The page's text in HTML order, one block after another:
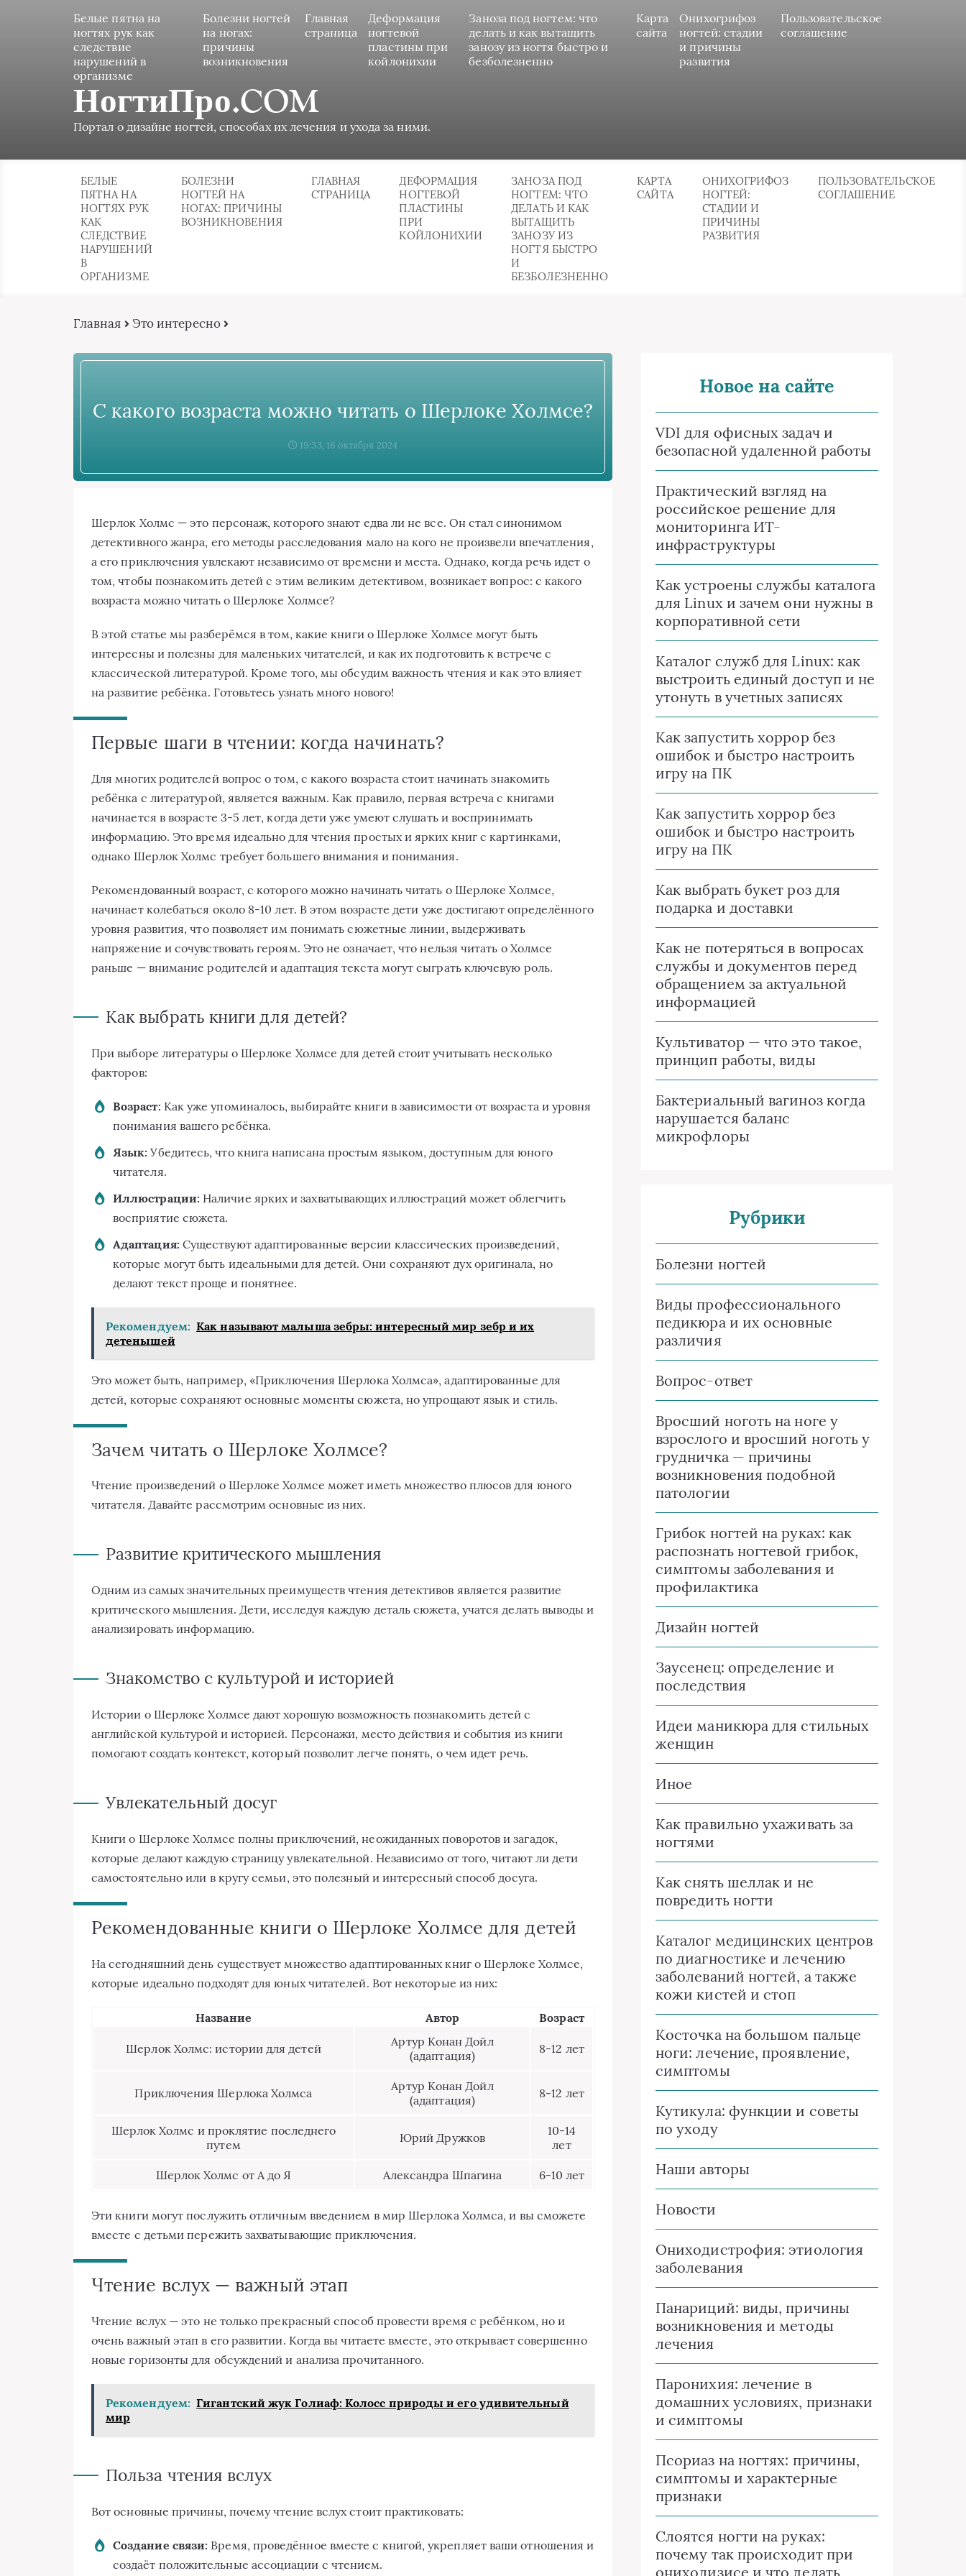
Белые пятна на
ногтях рук как
следствие
нарушений в
организме
Болезни ногтей
на ногах:
причины
возникновения
Главная
страница
Деформация
ногтевой
пластины при
койлонихии
Заноза под ногтем: что
делать и как вытащить
занозу из ногтя быстро и
безболезненно
Карта
сайта
Онихогрифоз
ногтей: стадии
и причины
развития
Пользовательское
соглашение
НогтиПро.COM
Портал о дизайне ногтей, способах их лечения и ухода за ними.
БЕЛЫЕ
ПЯТНА НА
НОГТЯХ РУК
КАК
СЛЕДСТВИЕ
НАРУШЕНИЙ
В
ОРГАНИЗМЕ
БОЛЕЗНИ
НОГТЕЙ НА
НОГАХ: ПРИЧИНЫ
ВОЗНИКНОВЕНИЯ
ГЛАВНАЯ
СТРАНИЦА
ДЕФОРМАЦИЯ
НОГТЕВОЙ
ПЛАСТИНЫ
ПРИ
КОЙЛОНИХИИ
ЗАНОЗА ПОД
НОГТЕМ: ЧТО
ДЕЛАТЬ И КАК
ВЫТАЩИТЬ
ЗАНОЗУ ИЗ
НОГТЯ БЫСТРО
И
БЕЗБОЛЕЗНЕННО
КАРТА
САЙТА
ОНИХОГРИФОЗ
НОГТЕЙ:
СТАДИИ И
ПРИЧИНЫ
РАЗВИТИЯ
ПОЛЬЗОВАТЕЛЬСКОЕ
СОГЛАШЕНИЕ
Главная Это интересно
С какого возраста можно читать о Шерлоке Холмсе?
19:33, 16 октября 2024
Шерлок Холмс — это персонаж, которого знают едва ли не все. Он стал синонимом
детективного жанра, его методы расследования мало на кого не произвели впечатления,
а его приключения увлекают независимо от времени и места. Однако, когда речь идет о
том, чтобы познакомить детей с этим великим детективом, возникает вопрос: с какого
возраста можно читать о Шерлоке Холмсе?
В этой статье мы разберёмся в том, какие книги о Шерлоке Холмсе могут быть
интересны и полезны для маленьких читателей, и как их подготовить к встрече с
классической литературой. Кроме того, мы обсудим важность чтения и как это влияет
на развитие ребёнка. Готовьтесь узнать много нового!
Первые шаги в чтении: когда начинать?
Для многих родителей вопрос о том, с какого возраста стоит начинать знакомить
ребёнка с литературой, является важным. Как правило, первая встреча с книгами
начинается в возрасте 3-5 лет, когда дети уже умеют слушать и воспринимать
информацию. Это время идеально для чтения простых и ярких книг с картинками,
однако Шерлок Холмс требует большего внимания и понимания.
Рекомендованный возраст, с которого можно начинать читать о Шерлоке Холмсе,
начинает колебаться около 8-10 лет. В этом возрасте дети уже достигают определённого
уровня развития, что позволяет им понимать сюжетные линии, выдерживать
напряжение и сочувствовать героям. Это не означает, что нельзя читать о Холмсе
раньше — внимание родителей и адаптация текста могут сыграть ключевую роль.
Как выбрать книги для детей?
При выборе литературы о Шерлоке Холмсе для детей стоит учитывать несколько
факторов:
Возраст: Как уже упоминалось, выбирайте книги в зависимости от возраста и уровня
понимания вашего ребёнка.
Язык: Убедитесь, что книга написана простым языком, доступным для юного
читателя.
Иллюстрации: Наличие ярких и захватывающих иллюстраций может облегчить
восприятие сюжета.
Адаптация: Существуют адаптированные версии классических произведений,
которые могут быть идеальными для детей. Они сохраняют дух оригинала, но
делают текст проще и понятнее.
Рекомендуем: Как называют малыша зебры: интересный мир зебр и их
детенышей
Это может быть, например, «Приключения Шерлока Холмса», адаптированные для
детей, которые сохраняют основные моменты сюжета, но упрощают язык и стиль.
Зачем читать о Шерлоке Холмсе?
Чтение произведений о Шерлоке Холмсе может иметь множество плюсов для юного
читателя. Давайте рассмотрим основные из них.
Развитие критического мышления
Одним из самых значительных преимуществ чтения детективов является развитие
критического мышления. Дети, исследуя каждую деталь сюжета, учатся делать выводы и
анализировать информацию.
Знакомство с культурой и историей
Истории о Шерлоке Холмсе дают хорошую возможность познакомить детей с
английской культурой и историей. Персонажи, место действия и события из книги
помогают создать контекст, который позволит легче понять, о чем идет речь.
Увлекательный досуг
Книги о Шерлоке Холмсе полны приключений, неожиданных поворотов и загадок,
которые делают каждую страницу увлекательной. Независимо от того, читают ли дети
самостоятельно или в кругу семьи, это полезный и интересный способ досуга.
Рекомендованные книги о Шерлоке Холмсе для детей
На сегодняшний день существует множество адаптированных книг о Шерлоке Холмсе,
которые идеально подходят для юных читателей. Вот некоторые из них:
Название Автор Возраст
Шерлок Холмс: истории для детей
Артур Конан Дойл
(адаптация)
8-12 лет
Приключения Шерлока Холмса
Артур Конан Дойл
(адаптация)
8-12 лет
Шерлок Холмс и проклятие последнего
путем
Юрий Дружков
10-14
лет
Шерлок Холмс от А до Я Александра Шпагина 6-10 лет
Эти книги могут послужить отличным введением в мир Шерлока Холмса, и вы сможете
вместе с детьми пережить захватывающие приключения.
Чтение вслух — важный этап
Чтение вслух — это не только прекрасный способ провести время с ребёнком, но и
очень важный этап в его развитии. Когда вы читаете вместе, это открывает совершенно
новые горизонты для обсуждений и анализа прочитанного.
Рекомендуем: Гигантский жук Голиаф: Колосс природы и его удивительный
мир
Польза чтения вслух
Вот основные причины, почему чтение вслух стоит практиковать:
Создание связи: Время, проведённое вместе с книгой, укрепляет ваши отношения и
создаёт положительные ассоциации с чтением.
Новое на сайте
VDI для офисных задач и
безопасной удаленной работы
Практический взгляд на
российское решение для
мониторинга ИТ-
инфраструктуры
Как устроены службы каталога
для Linux и зачем они нужны в
корпоративной сети
Каталог служб для Linux: как
выстроить единый доступ и не
утонуть в учетных записях
Как запустить хоррор без
ошибок и быстро настроить
игру на ПК
Как запустить хоррор без
ошибок и быстро настроить
игру на ПК
Как выбрать букет роз для
подарка и доставки
Как не потеряться в вопросах
службы и документов перед
обращением за актуальной
информацией
Культиватор — что это такое,
принцип работы, виды
Бактериальный вагиноз когда
нарушается баланс
микрофлоры
Рубрики
Болезни ногтей
Виды профессионального
педикюра и их основные
различия
Вопрос-ответ
Вросший ноготь на ноге у
взрослого и вросший ноготь у
грудничка — причины
возникновения подобной
патологии
Грибок ногтей на руках: как
распознать ногтевой грибок,
симптомы заболевания и
профилактика
Дизайн ногтей
Заусенец: определение и
последствия
Идеи маникюра для стильных
женщин
Иное
Как правильно ухаживать за
ногтями
Как снять шеллак и не
повредить ногти
Каталог медицинских центров
по диагностике и лечению
заболеваний ногтей, а также
кожи кистей и стоп
Косточка на большом пальце
ноги: лечение, проявление,
симптомы
Кутикула: функции и советы
по уходу
Наши авторы
Новости
Ониходистрофия: этиология
заболевания
Панариций: виды, причины
возникновения и методы
лечения
Паронихия: лечение в
домашних условиях, признаки
и симптомы
Псориаз на ногтях: причины,
симптомы и характерные
признаки
Слоятся ногти на руках:
почему так происходит при
онихолизисе и что делать